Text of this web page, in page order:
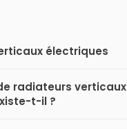
électriques
radiateurs verticaux
t-il ?